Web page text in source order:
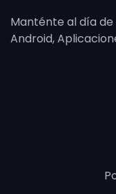
Manténte al día
Android,